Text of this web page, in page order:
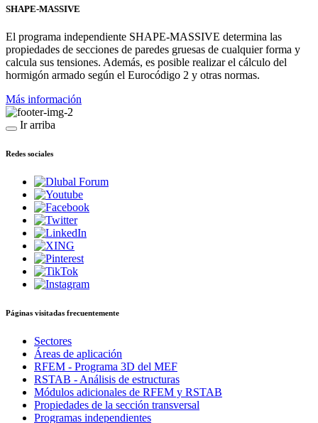
SHAPE-MASSIVE
El programa independiente SHAPE-MASSIVE determina las
propiedades de secciones de paredes gruesas de cualquier forma y
calcula sus tensiones. Además, es posible realizar el cálculo del
hormigón armado según el Eurocódigo 2 y otras normas.
Más información
Ir arriba
Redes sociales
Páginas visitadas frecuentemente
Sectores
Áreas de aplicación
RFEM - Programa 3D del MEF
RSTAB - Análisis de estructuras
Módulos adicionales de RFEM y RSTAB
Propiedades de la sección transversal
Programas independientes